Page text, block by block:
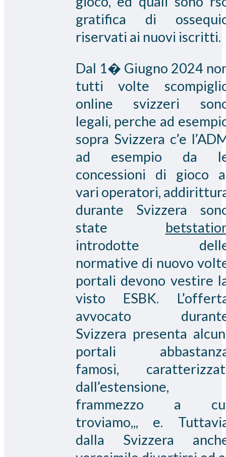
gratifica di
riservati ai nuovi iscritti.
Dal 1� Giugno 2024
tutti volte
online svizzeri
legali, perche ad
sopra Svizzera c’e
ad esempio da
concessioni di gioco
vari operatori,
durante Svizzera
state
introdotte
normative di nuovo
portali devono vestire
visto ESBK.
avvocato
Svizzera presenta
portali
famosi,
dall’estensione,
frammezzo a
troviamo,,, e.
dalla Svizzera